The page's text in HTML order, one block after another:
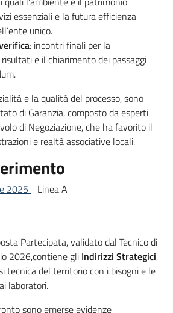
essenziali e la futura efficienza
unico.
: incontri finali per la
e il chiarimento dei passaggi
e la qualità del processo, sono
di Garanzia, composto da esperti
di Negoziazione, che ha favorito il
e realtà associative locali.
2025 - Linea A
Partecipata, validato dal Tecnico di
2026,contiene gli Indirizzi Strategici,
tecnica del territorio con i bisogni e le
laboratori.
sono emerse evidenze